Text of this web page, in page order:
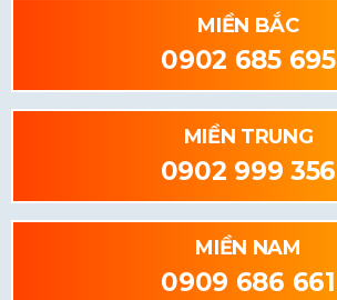
MIỀN BẮC
0902 685 695
MIỀN TRUNG
0902 999 356
MIỀN NAM
0909 686 661